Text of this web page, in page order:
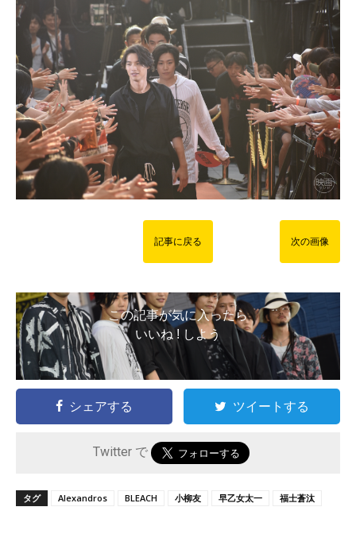
記事に戻る 次の画像
この記事が気に入ったら
いいね ! しよう
シェアする ツイートする
Twitter で
タグ Alexandros BLEACH ⼩柳友 早乙女太一 福士蒼汰